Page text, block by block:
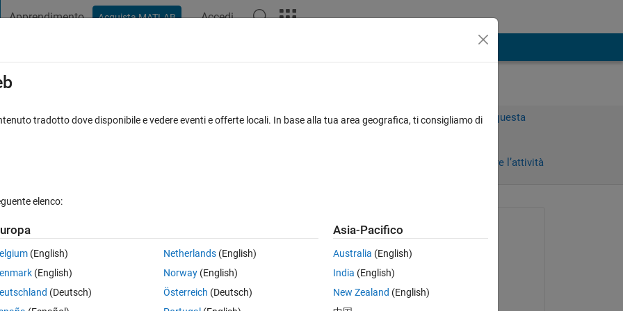
Apprendimento Acquista MATLAB Accedi
portions and arrows
Accedi per rispondere a questa
Accedi per seguire l’attività
0 voti
how to do this
Richiesto:
il 15 Giu 2023
Modificato:
tradotto dove disponibile e vedere eventi e offerte locali. In base alla tua area geografica, ti consigliamo di
elenco:
(English)
(English)
(Deutsch)
Netherlands(English)
Norway(English)
Österreich (Deutsch)
Asia-Pacifico
Australia (English)
India (English)
New Zealand (English)